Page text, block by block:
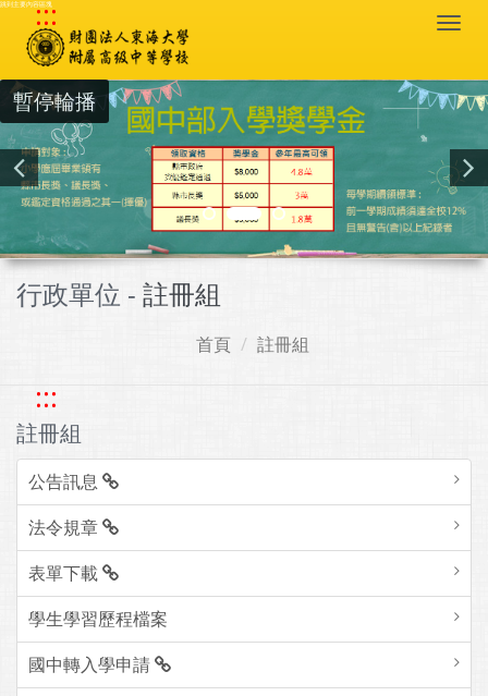
跳到主要內容區塊
:::
暫停輪播
行政單位 - 註冊組
首頁 註冊組
:::
註冊組
公告訊息
法令規章
表單下載
學生學習歷程檔案
國中轉入學申請